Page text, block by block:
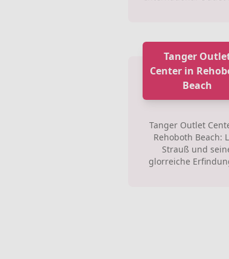
Tanger
Center in
Beach
Tanger Outlet
Rehoboth Beach:
Strauß und
glorreiche